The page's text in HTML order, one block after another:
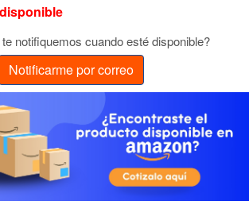
notifiquemos cuando esté disponible?
Notificarme por correo